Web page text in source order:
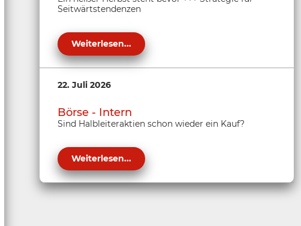
Seitwärtstendenzen
Weiterlesen...
22. Juli 2026
Börse - Intern
Sind Halbleiteraktien schon wieder ein Kauf?
Weiterlesen...